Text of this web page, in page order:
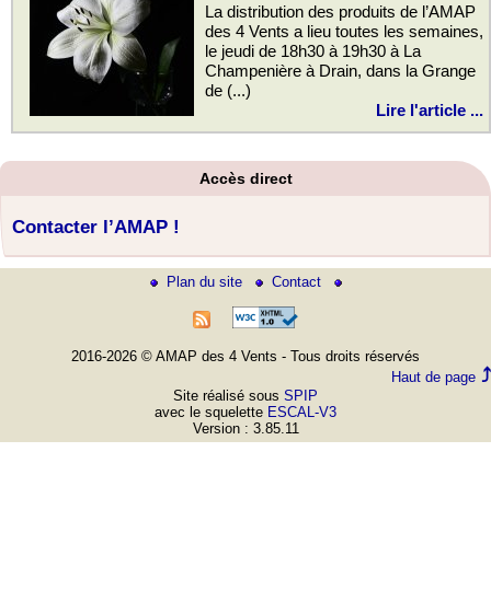
La distribution des produits de l’AMAP
des 4 Vents a lieu toutes les semaines,
le jeudi de 18h30 à 19h30 à La
Champenière à Drain, dans la Grange
de (...)
Lire l'article ...
Accès direct
Contacter l’AMAP !
Plan du site Contact
2016-2026 © AMAP des 4 Vents - Tous droits réservés
Haut de page
Site réalisé sous SPIP
avec le squelette ESCAL-V3
Version : 3.85.11